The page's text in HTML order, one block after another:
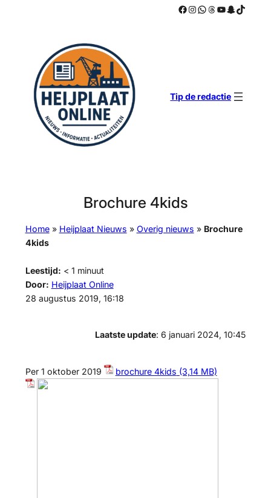
Facebook
Instagram
WhatsApp
Threads
YouTube
Snapchat
TikTok
Tip de redactie
Brochure 4kids
Home» Heijplaat Nieuws » Overig nieuws » Brochure
4kids
Leestijd: < 1 minuut
Door: Heijplaat Online
28 augustus 2019, 16:18
Laatste update: 6 januari 2024, 10:45
Per 1 oktober 2019 brochure 4kids